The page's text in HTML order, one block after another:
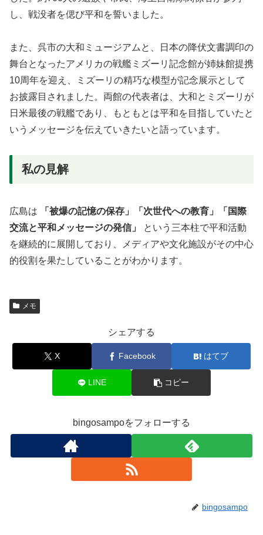
し、戦没者を偲び平和を誓いました。
また、呉市の大和ミュージアムと、日本の降伏文書調印の
舞台となったアメリカの戦艦ミズーリ記念館が姉妹館提携
10周年を迎え、ミズーリの精巧な模型が記念展示として
お披露目されました。両館の代表者は、大和とミズーリが
日米最後の戦艦であり、もともとは平和を目指していたと
いうメッセージを伝えていきたいと語っています。
私の見解
広島は
「被爆の記憶の保存」「次世代への教育」「国際
交流と平和メッセージの発信」
という三本柱で平和活動
を継続的に展開しており、メディアや文化施設がその中心
的役割を果たしていることがわかります。
メモ
シェアする
X Facebook はてブ
LINE コピー
bingosampoをフォローする
bingosampo